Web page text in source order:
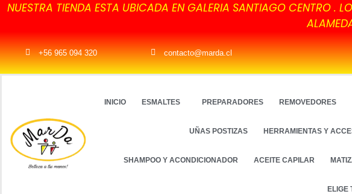
NUESTRA TIENDA ESTA UBICADA EN GALERIA SANTIAGO CENTRO .
+56 965 094 320 contacto@marda.cl
INICIO ESMALTES PREPARADORES REMOVEDORES
UÑAS POSTIZAS HERRAMIENTAS Y
SHAMPOO Y ACONDICIONADOR ACEITE CAPILAR
ELIGE